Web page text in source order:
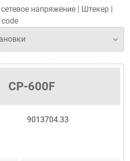
сетевое напряжение Штекер
CP-600F
9013704.33